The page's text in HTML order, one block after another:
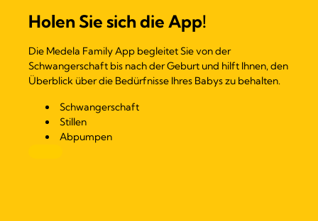
Holen Sie sich die App!
Die Medela Family App begleitet Sie von der
Schwangerschaft bis nach der Geburt und hilft Ihnen, den
Überblick über die Bedürfnisse Ihres Babys zu behalten.
Schwangerschaft
Stillen
Abpumpen